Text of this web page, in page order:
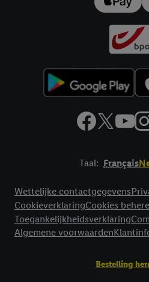
Taal: Français
Wettelijke contactgegevens
CookieverklaringCookies
Toegankelijkheidsverklaring
Algemene voorwaarden
Bestelling